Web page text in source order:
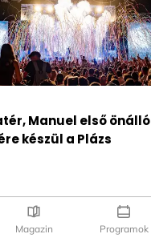
Manuel első önálló
készül a Plázs
Magazin Programok